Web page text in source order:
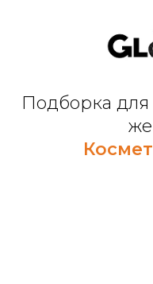
Подборка